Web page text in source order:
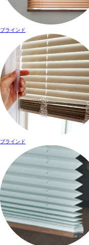
ブラインド
ブラインド